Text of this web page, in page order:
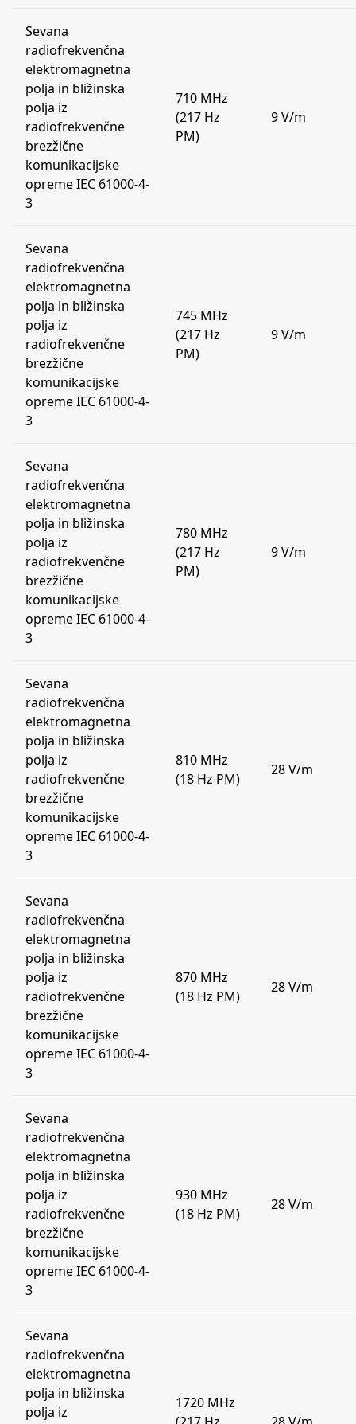
Sevana
radiofrekvenčna
elektromagnetna
polja in bližinska
polja iz
radiofrekvenčne
brezžične
komunikacijske
opreme IEC 61000-4-
3
710 MHz
(217 Hz
PM)
9 V/m
Sevana
radiofrekvenčna
elektromagnetna
polja in bližinska
polja iz
radiofrekvenčne
brezžične
komunikacijske
opreme IEC 61000-4-
3
745 MHz
(217 Hz
PM)
9 V/m
Sevana
radiofrekvenčna
elektromagnetna
polja in bližinska
polja iz
radiofrekvenčne
brezžične
komunikacijske
opreme IEC 61000-4-
3
780 MHz
(217 Hz
PM)
9 V/m
Sevana
radiofrekvenčna
elektromagnetna
polja in bližinska
polja iz
radiofrekvenčne
brezžične
komunikacijske
opreme IEC 61000-4-
3
810 MHz
(18 Hz PM)
28 V/m
Sevana
radiofrekvenčna
elektromagnetna
polja in bližinska
polja iz
radiofrekvenčne
brezžične
komunikacijske
opreme IEC 61000-4-
3
870 MHz
(18 Hz PM)
28 V/m
Sevana
radiofrekvenčna
elektromagnetna
polja in bližinska
polja iz
radiofrekvenčne
brezžične
komunikacijske
opreme IEC 61000-4-
3
930 MHz
(18 Hz PM)
28 V/m
Sevana
radiofrekvenčna
elektromagnetna
polja in bližinska
polja iz
1720 MHz